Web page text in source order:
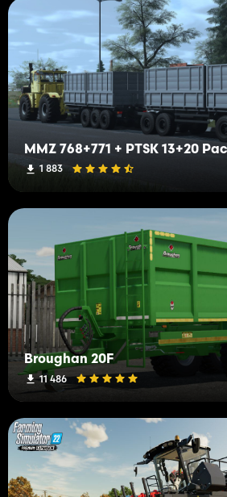
MMZ 768+771 + PTSK 13+20
1 883
Broughan 20F
11 486